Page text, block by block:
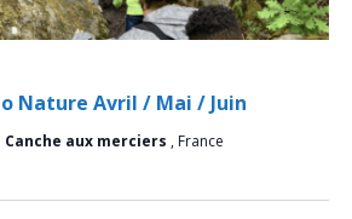
Nature Avril / Mai / Juin
aux merciers , France